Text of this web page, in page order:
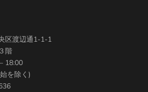
区渡辺通1-1-1
階
18:00
を除く)